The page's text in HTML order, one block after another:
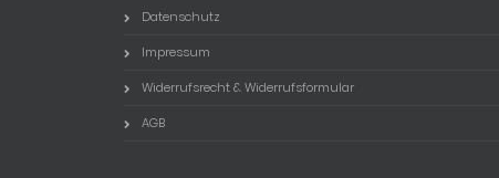
Datenschutz
Impressum
Widerrufsrecht & Widerrufsformular
AGB